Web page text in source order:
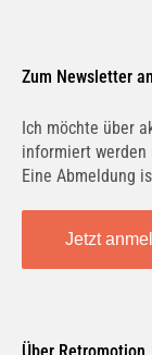
Zum Newsletter
Ich möchte über
informiert
Eine Abmeldung
Jetzt